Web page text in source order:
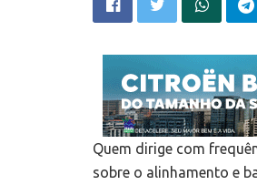
Quem dirige com
sobre o alinhamento e